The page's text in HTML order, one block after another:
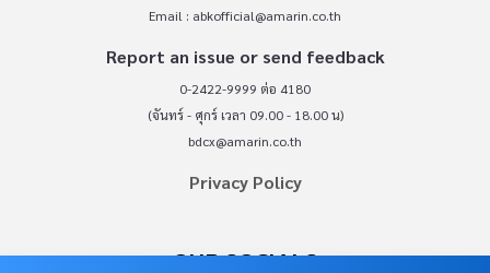
Email : abkofficial@amarin.co.th
Report an issue or send feedback
0-2422-9999 ต่อ 4180
(จันทร์ - ศุกร์ เวลา 09.00 - 18.00 น)
bdcx@amarin.co.th
Privacy Policy
OUR SOCIALS